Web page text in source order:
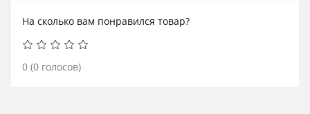
На сколько вам понравился товар?
0 (0 голосов)